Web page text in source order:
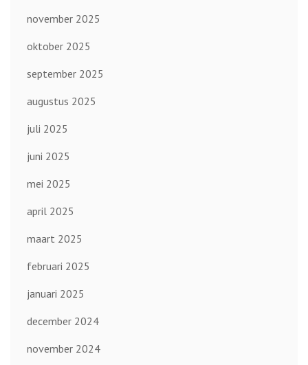
november 2025
oktober 2025
september 2025
augustus 2025
juli 2025
juni 2025
mei 2025
april 2025
maart 2025
februari 2025
januari 2025
december 2024
november 2024